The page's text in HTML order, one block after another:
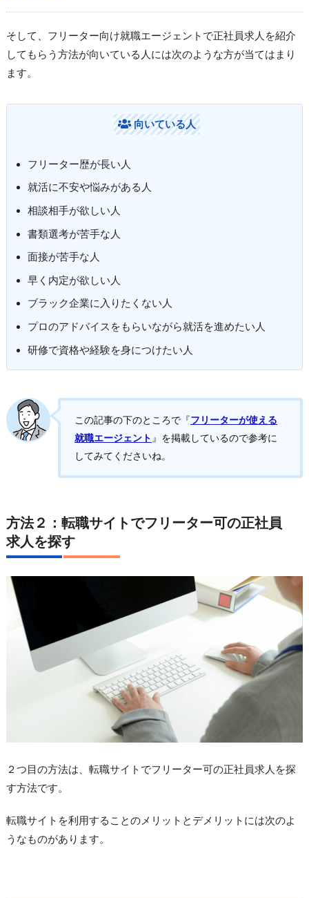
そして、フリーター向け就職エージェントで正社員求人を紹介
してもらう方法が向いている人には次のような方が当てはまり
ます。
向いている人
フリーター歴が長い人
就活に不安や悩みがある人
相談相手が欲しい人
書類選考が苦手な人
面接が苦手な人
早く内定が欲しい人
ブラック企業に入りたくない人
プロのアドバイスをもらいながら就活を進めたい人
研修で資格や経験を身につけたい人
この記事の下のところで『フリーターが使える
就職エージェント 』を掲載しているので参考に
してみてくださいね。
方法２：転職サイトでフリーター可の正社員
求人を探す
２つ目の方法は、転職サイトでフリーター可の正社員求人を探
す方法です。
転職サイトを利用することのメリットとデメリットには次のよ
うなものがあります。